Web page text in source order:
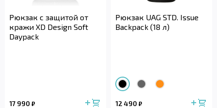
Рюкзак с защитой от
кражи XD Design Soft
Daypack
17 990 ₽
Рюкзак UAG STD. Issue
Backpack (18 л)
12 490 ₽